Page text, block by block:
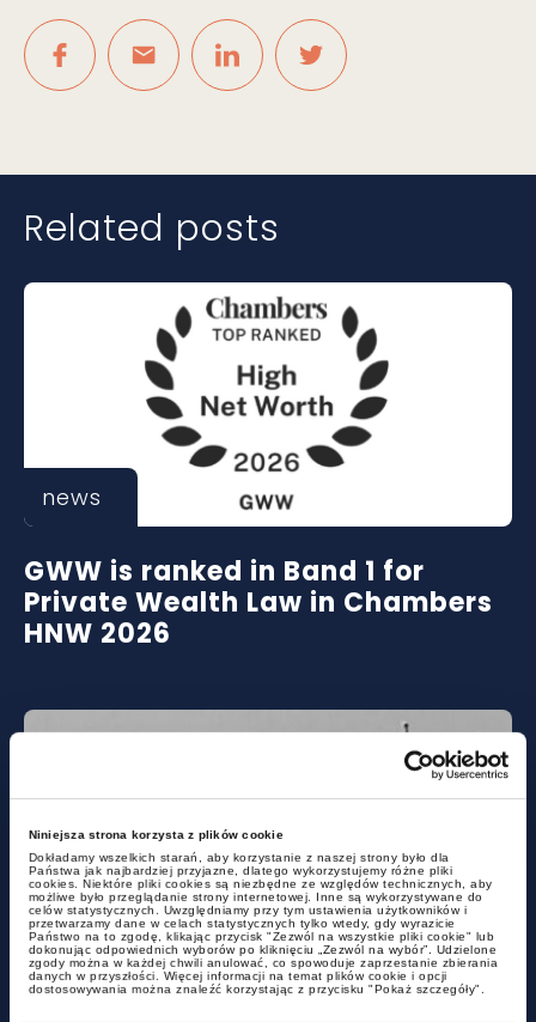
Niniejsza strona korzysta z plików cookie
Dokładamy wszelkich starań, aby korzystanie z naszej strony było dla
Państwa jak najbardziej przyjazne, dlatego wykorzystujemy różne pliki
cookies. Niektóre pliki cookies są niezbędne ze względów technicznych, aby
możliwe było przeglądanie strony internetowej. Inne są wykorzystywane do
celów statystycznych. Uwzględniamy przy tym ustawienia użytkowników i
przetwarzamy dane w celach statystycznych tylko wtedy, gdy wyrazicie
Państwo na to zgodę, klikając przycisk "Zezwól na wszystkie pliki cookie" lub
dokonując odpowiednich wyborów po kliknięciu „Zezwól na wybór”. Udzielone
zgody można w każdej chwili anulować, co spowoduje zaprzestanie zbierania
danych w przyszłości. Więcej informacji na temat plików cookie i opcji
dostosowywania można znaleźć korzystając z przycisku "Pokaż szczegóły".
Related posts
news
GWW is ranked in Band 1 for
Private Wealth Law in Chambers
HNW 2026
Lexplorers
Acquisition of Polish citizenship